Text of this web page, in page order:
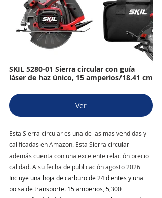
SKIL 5280-01 Sierra circular con guía
láser de haz único, 15 amperios/18.41 cm
Ver
Esta Sierra circular es una de las mas vendidas y
calificadas en Amazon. Esta Sierra circular
además cuenta con una excelente relación precio
calidad. A su fecha de publicación agosto 2026
Incluye una hoja de carburo de 24 dientes y una
bolsa de transporte. 15 amperios, 5,300